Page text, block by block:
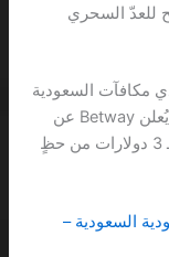
للعدّ السحري
مكافآت السعودية
تتعدد مثل الفواتير غير المتوقعة؛ فمثلاً عندما يُعلن Betway عن
500% بونص مع 100 رنّا مجانية، يُقارن ذلك بـ 3 دولارات من حظٍ
السعودية –